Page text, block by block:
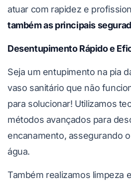
atuar com rapidez e
também as principais
Desentupimento Rápido e
Seja um entupimento na pia
vaso sanitário que não
para solucionar! Utilizamos
métodos avançados para
encanamento, assegurando
água.
Também realizamos limpeza